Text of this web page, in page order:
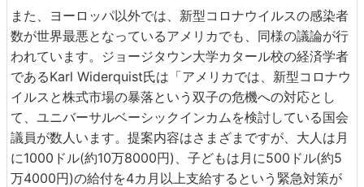
また、ヨーロッパ以外では、新型コロナウイルスの感染者
数が世界最悪となっているアメリカでも、同様の議論が行
われています。ジョージタウン大学カタール校の経済学者
であるKarl Widerquist氏は「アメリカでは、新型コロナウ
イルスと株式市場の暴落という双子の危機への対応とし
て、ユニバーサルベーシックインカムを検討している国会
議員が数人います。提案内容はさまざまですが、大人は月
に1000ドル(約10万8000円)、子どもは月に500ドル(約5
万4000円)の給付を4カ月以上支給するという緊急対策が